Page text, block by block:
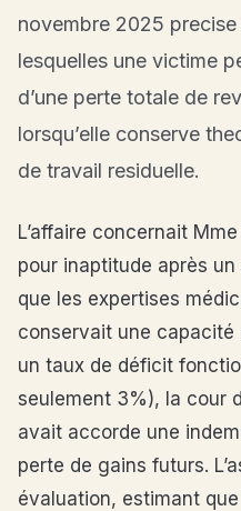
novembre 2025
lesquelles une victime
d’une perte totale de
lorsqu’elle conserve
de travail residuelle.
L’affaire concernait
pour inaptitude après
que les expertises
conservait une
un taux de déficit
seulement 3%), la cour
avait accorde une
perte de gains futurs.
évaluation, estimant